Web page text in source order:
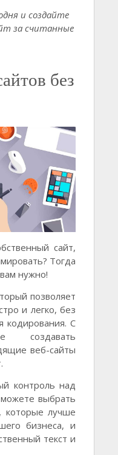
и создайте
за считанные
без
сайт,
Тогда
нужно!
позволяет
и легко, без
кодирования. С
веб-сайты
контроль над
выбрать
лучше
бизнеса, и
текст и